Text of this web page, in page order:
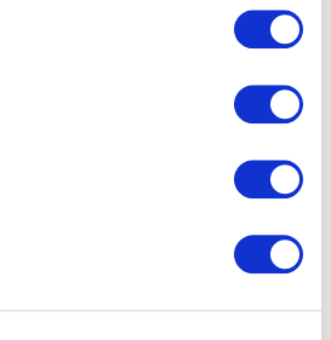
. Seremonien
verdigrunnlag, med
det humanistiske livssynet. Det
i seremonien, og dere står
stiller med egen gravferdstaler,
samt begravelsesbyrået
for gravferden. Alle som
humanistisk gravferd, også